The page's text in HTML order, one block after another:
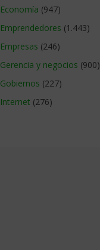
Economía (947)
Emprendedores (1.443)
Empresas (246)
Gerencia y negocios (900)
Gobiernos (227)
Internet (276)